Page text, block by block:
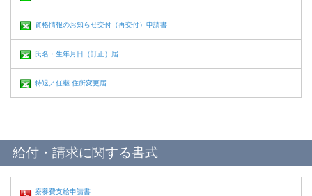
資格情報のお知らせ交付（再交付）申請書
氏名・生年月日（訂正）届
特退／任継 住所変更届
給付・請求に関する書式
療養費支給申請書